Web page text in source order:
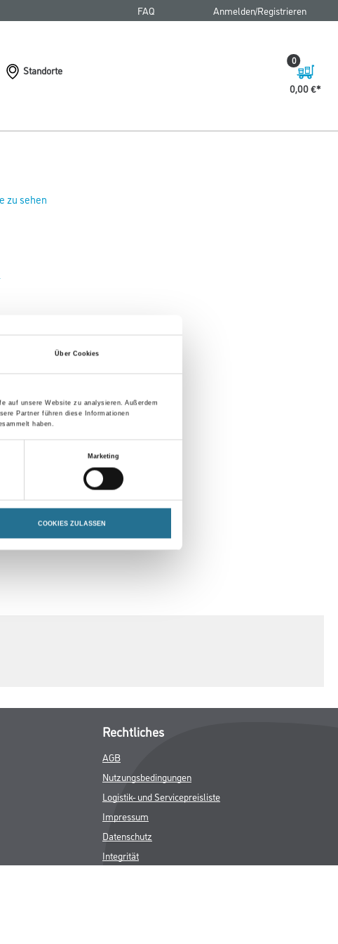
Über Cookies
auf unsere Website zu analysieren. Außerdem
Partner führen diese Informationen
haben.
Marketing
COOKIES ZULASSEN
FAQ Anmelden/Registrieren
Standorte
0,00 €
0
zu sehen
Rechtliches
AGB
Nutzungsbedingungen
Logistik- und Servicepreisliste
Impressum
Datenschutz
Integrität